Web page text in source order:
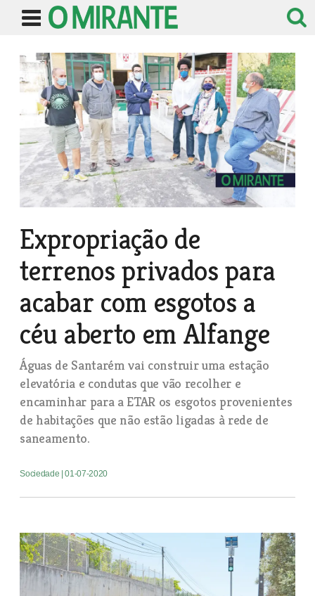
Expropriação de
terrenos privados para
acabar com esgotos a
céu aberto em Alfange
Águas de Santarém vai construir uma estação
elevatória e condutas que vão recolher e
encaminhar para a ETAR os esgotos provenientes
de habitações que não estão ligadas à rede de
saneamento.
Sociedade | 01-07-2020